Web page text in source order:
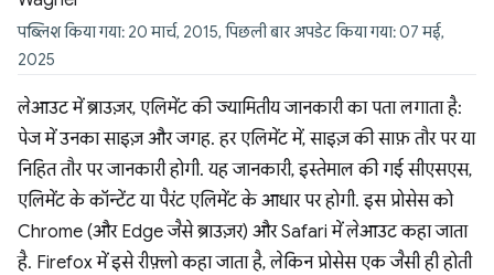
पब्लिश किया गया: 20 मार्च, 2015, पिछली बार अपडेट किया गया: 07 मई,
2025
लेआउट में ब्राउज़र, एलिमेंट की ज्यामितीय जानकारी का पता लगाता है:
पेज में उनका साइज़ और जगह. हर एलिमेंट में, साइज़ की साफ़ तौर पर या
निहित तौर पर जानकारी होगी. यह जानकारी, इस्तेमाल की गई सीएसएस,
एलिमेंट के कॉन्टेंट या पैरंट एलिमेंट के आधार पर होगी. इस प्रोसेस को
Chrome (और Edge जैसे ब्राउज़र) और Safari में लेआउट कहा जाता
है. Firefox में इसे रीफ़्लो कहा जाता है, लेकिन प्रोसेस एक जैसी ही होती